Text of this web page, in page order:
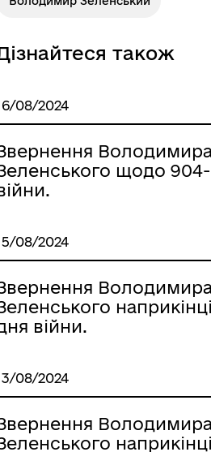
також
08/2024
щодо
08/2024
війни.
08/2024